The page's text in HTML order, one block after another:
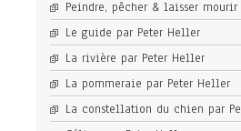
Peindre, pêcher & laisser
Le guide par Peter Heller
La rivière par Peter Heller
La pommeraie par Peter Heller
La constellation du chien par